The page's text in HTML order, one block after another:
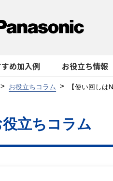
め加入例 お役立ち情報
お役立ちコラム 【使い回し
役立ちコラム